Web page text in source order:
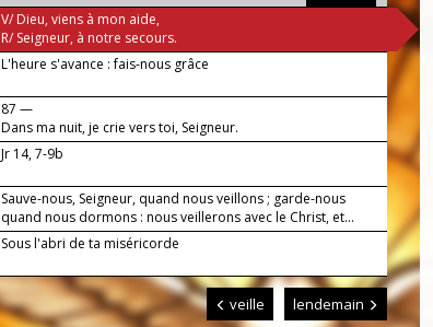
V/ Dieu, viens à mon aide,
R/ Seigneur, à notre secours.
...
L'heure s'avance : fais-nous grâce
87 —
Dans ma nuit, je crie vers toi, Seigneur.
Jr 14, 7-9b
Sauve-nous, Seigneur, quand nous veillons ; garde-nous
quand nous dormons : nous veillerons avec le Christ, et...
Sous l'abri de ta miséricorde
veille lendemain